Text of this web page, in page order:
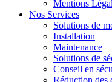
Mentions
Nos Services
Solutions de
Installation
Maintenance
Solutions de
Conseil en
Réduction des